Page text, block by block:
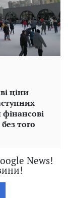
ціни
того
News!